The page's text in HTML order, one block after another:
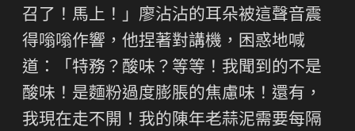
召了！馬上！」廖沾沾的耳朵被這聲音震
得嗡嗡作響，他捏著對講機，困惑地喊
道：「特務？酸味？等等！我聞到的不是
酸味！是麵粉過度膨脹的焦慮味！還有，
我現在走不開！我的陳年老蒜泥需要每隔